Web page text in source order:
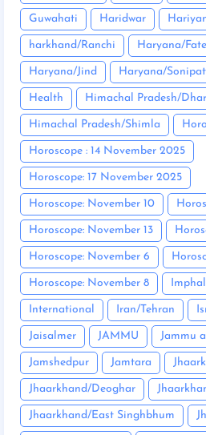
Guwahati Haridwar
harkhand/Ranchi Haryana/
Haryana/Jind Haryana/Sonipat
Health Himachal Pradesh/
Himachal Pradesh/Shimla
Horoscope : 14 November 2025
Horoscope: 17 November 2025
Horoscope: November 10
Horoscope: November 13
Horoscope: November 6
Horoscope: November 8 Imphal
International Iran/Tehran
Jaisalmer JAMMU Jammu
Jamshedpur Jamtara
Jhaarkhand/Deoghar
Jhaarkhand/East Singhbhum